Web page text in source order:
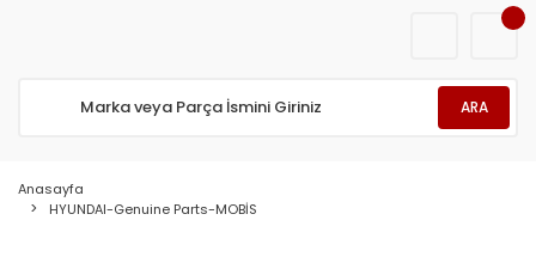
ARA
Anasayfa
HYUNDAI-Genuine Parts-MOBİS